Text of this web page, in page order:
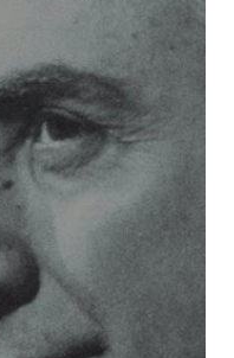
05.11.2015
871 Seiten
ISBN: 978-3-518-
0